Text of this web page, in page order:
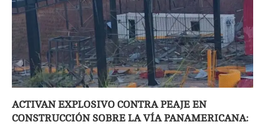
ACTIVAN EXPLOSIVO CONTRA PEAJE EN
CONSTRUCCIÓN SOBRE LA VÍA PANAMERICANA: